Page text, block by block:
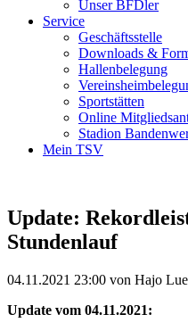
Unser BFDler
Service
Geschäftsstelle
Downloads &
Hallenbelegung
Sportstätten
Online
Stadion
Mein TSV
Update:
Stundenlauf
04.11.2021 23:00 von Hajo
Update vom 04.11.2021: